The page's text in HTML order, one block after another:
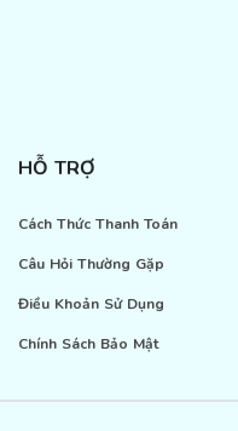
HỖ TRỢ
Cách Thức Thanh Toán
Câu Hỏi Thường Gặp
Điều Khoản Sử Dụng
Chính Sách Bảo Mật